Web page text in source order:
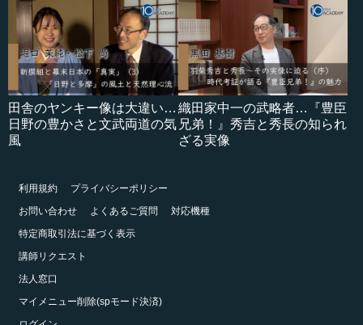
田舎のヤンキー像は大違い…
日野の豊かさと文武両道の気
風
織田家中一の武略者…『豊臣
兄弟！』秀吉と秀長の知られ
ざる実像
利用規約
プライバシーポリシー
お問い合わせ
よくあるご質問
対応機種
特定商取引法に基づく表示
講師リクエスト
法人窓口
マイメニュー削除(spモード決済)